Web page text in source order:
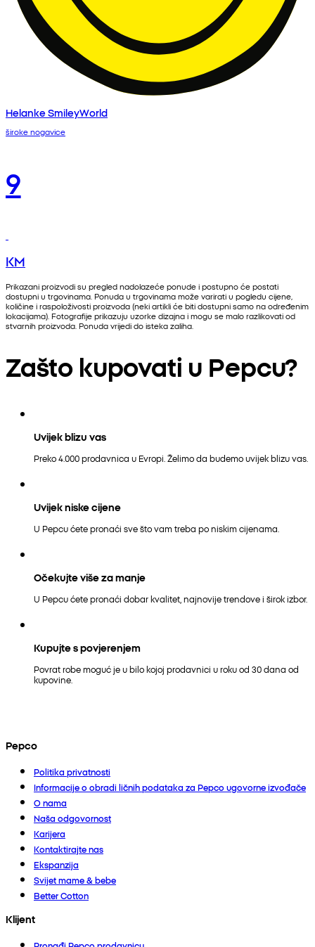
Helanke SmileyWorld
široke nogavice
9
KM
Prikazani proizvodi su pregled nadolazeće ponude i postupno će postati
dostupni u trgovinama. Ponuda u trgovinama može varirati u pogledu cijene,
količine i raspoloživosti proizvoda (neki artikli će biti dostupni samo na određenim
lokacijama). Fotografije prikazuju uzorke dizajna i mogu se malo razlikovati od
stvarnih proizvoda. Ponuda vrijedi do isteka zaliha.
Zašto kupovati u Pepcu?
Uvijek blizu vas
Preko 4.000 prodavnica u Evropi. Želimo da budemo uvijek blizu vas.
Uvijek niske cijene
U Pepcu ćete pronaći sve što vam treba po niskim cijenama.
Očekujte više za manje
U Pepcu ćete pronaći dobar kvalitet, najnovije trendove i širok izbor.
Kupujte s povjerenjem
Povrat robe moguć je u bilo kojoj prodavnici u roku od 30 dana od
kupovine.
Pepco
Politika privatnosti
Informacije o obradi ličnih podataka za Pepco ugovorne izvođače
O nama
Naša odgovornost
Karijera
Kontaktirajte nas
Ekspanzija
Svijet mame & bebe
Better Cotton
Klijent